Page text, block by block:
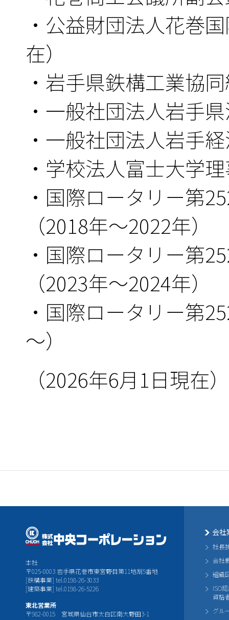
・公益財団法人花巻
在）
・岩手県鉄構工業協
・一般社団法人岩手
・一般社団法人岩手
・学校法人富士大学
・国際ロータリー第
（2018年～2022年）
・国際ロータリー第
（2023年～2024年）
・国際ロータリー第
～）
（2026年6月1日現在）
本社
〒025-0003 岩手県花巻市東宮野目第11地割5番地
[鉄構事業] tel.0198-26-3033
[建築事業] tel.0198-26-5226
東北営業所
〒982-0015 宮城県仙台市太白区南大野田3-1
会社
社長
会社
組織
ISO
資格
グル